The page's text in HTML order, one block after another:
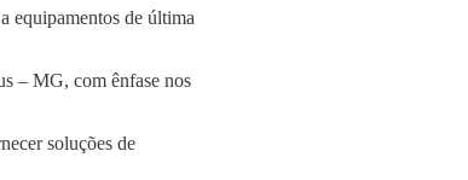
equipamentos de última
– MG, com ênfase nos
soluções de